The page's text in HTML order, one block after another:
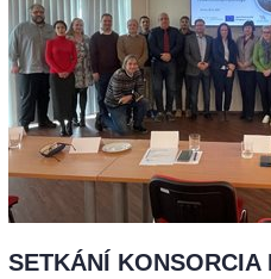
SETKÁNÍ KONSORCIA